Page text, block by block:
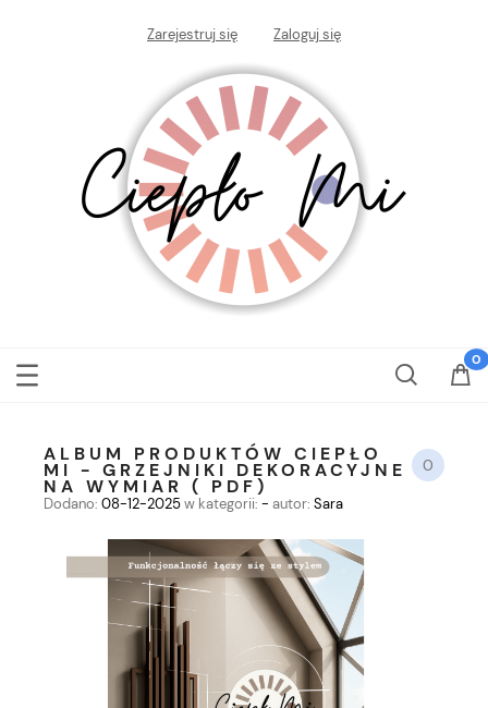
Zarejestruj się Zaloguj się
ALBUM PRODUKTÓW CIEPŁO
MI - GRZEJNIKI DEKORACYJNE
NA WYMIAR ( PDF)
0
Dodano: 08-12-2025w kategorii: - autor: Sara